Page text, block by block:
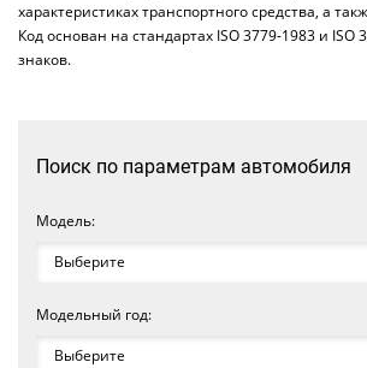
характеристиках транспортного средства, а
Код основан на стандартах ISO 3779-1983 и ISO
знаков.
Поиск по параметрам автомобиля
Модель:
Модельный год: